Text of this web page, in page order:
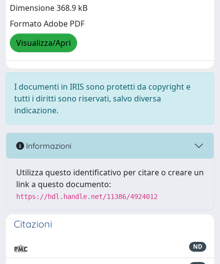
Dimensione 368.9 kB
Formato Adobe PDF
Visualizza/Apri
I documenti in IRIS sono protetti da copyright e
tutti i diritti sono riservati, salvo diversa
indicazione.
Informazioni
Utilizza questo identificativo per citare o creare un
link a questo documento:
https://hdl.handle.net/11386/4924012
Citazioni
ND